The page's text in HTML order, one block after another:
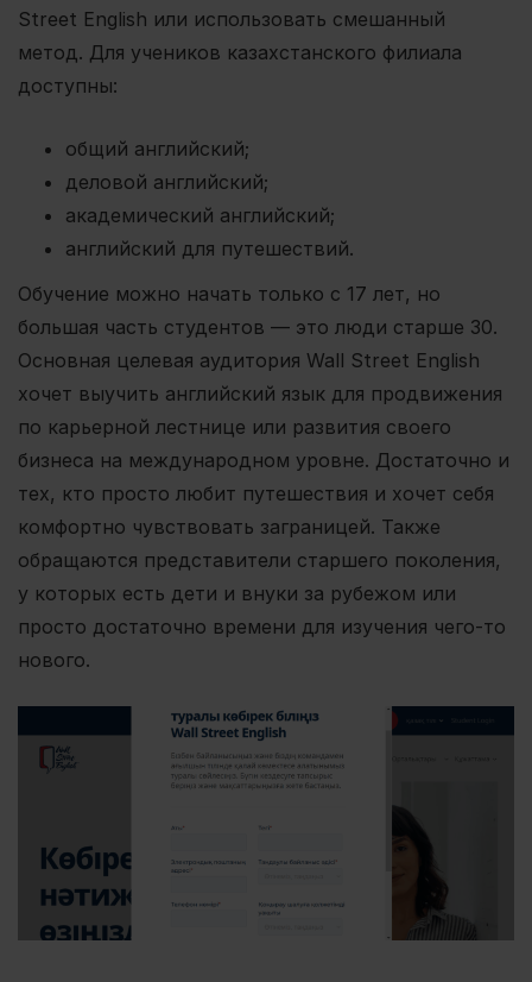
Street English или использовать смешанный
метод. Для учеников казахстанского филиала
доступны:
общий английский;
деловой английский;
академический английский;
английский для путешествий.
Обучение можно начать только с 17 лет, но
большая часть студентов — это люди старше 30.
Основная целевая аудитория Wall Street English
хочет выучить английский язык для продвижения
по карьерной лестнице или развития своего
бизнеса на международном уровне. Достаточно и
тех, кто просто любит путешествия и хочет себя
комфортно чувствовать заграницей. Также
обращаются представители старшего поколения,
у которых есть дети и внуки за рубежом или
просто достаточно времени для изучения чего-то
нового.